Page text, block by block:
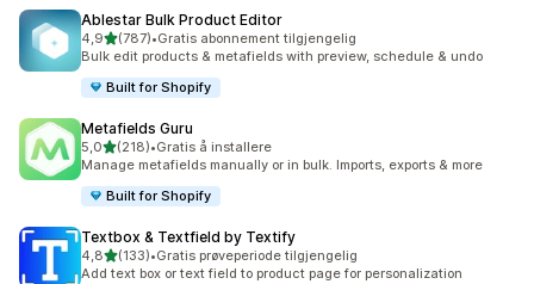
Ablestar Bulk Product Editor
4,9av 5 stjerner
(787)
Totalt 787 omtaler
•Gratis abonnement tilgjengelig
Bulk edit products & metafields with preview, schedule & undo
Built for Shopify
Metafields Guru
5,0av 5 stjerner
(218)
Totalt 218 omtaler
•Gratis å installere
Manage metafields manually or in bulk. Imports, exports & more
Built for Shopify
Textbox & Textfield by Textify
4,8av 5 stjerner
(133)
Totalt 133 omtaler
•Gratis prøveperiode tilgjengelig
Add text box or text field to product page for personalization